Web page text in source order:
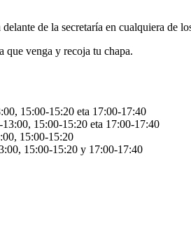
de la secretaría en cualquiera de
que venga y recoja tu chapa.
15:00-15:20 eta 17:00-17:40
15:00-15:20 eta 17:00-17:40
15:00-15:20
15:00-15:20 y 17:00-17:40